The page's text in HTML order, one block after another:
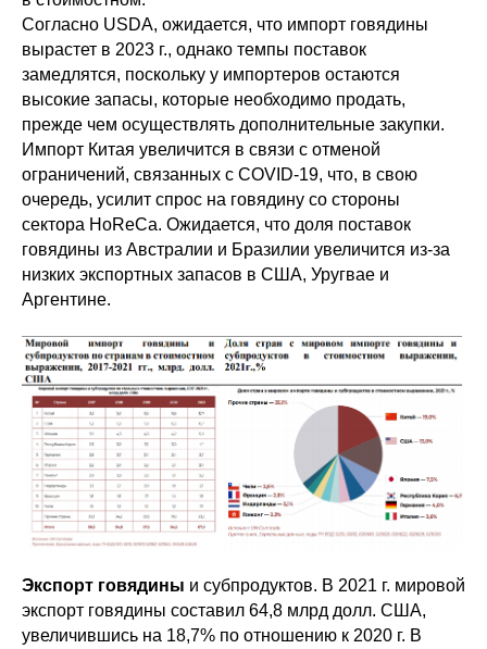
Согласно USDA, ожидается, что импорт говядины
вырастет в 2023 г., однако темпы поставок
замедлятся, поскольку у импортеров остаются
высокие запасы, которые необходимо продать,
прежде чем осуществлять дополнительные закупки.
Импорт Китая увеличится в связи с отменой
ограничений, связанных с COVID-19, что, в свою
очередь, усилит спрос на говядину со стороны
сектора HoReCa. Ожидается, что доля поставок
говядины из Австралии и Бразилии увеличится из-за
низких экспортных запасов в США, Уругвае и
Аргентине.
Экспорт говядины и субпродуктов. В 2021 г. мировой
экспорт говядины составил 64,8 млрд долл. США,
увеличившись на 18,7% по отношению к 2020 г. В